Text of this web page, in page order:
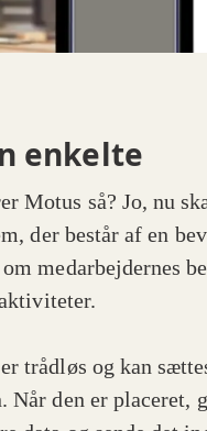
enkelte
Motus så? Jo, nu
der består af en
medarbejdernes
trådløs og kan
Når den er placeret,